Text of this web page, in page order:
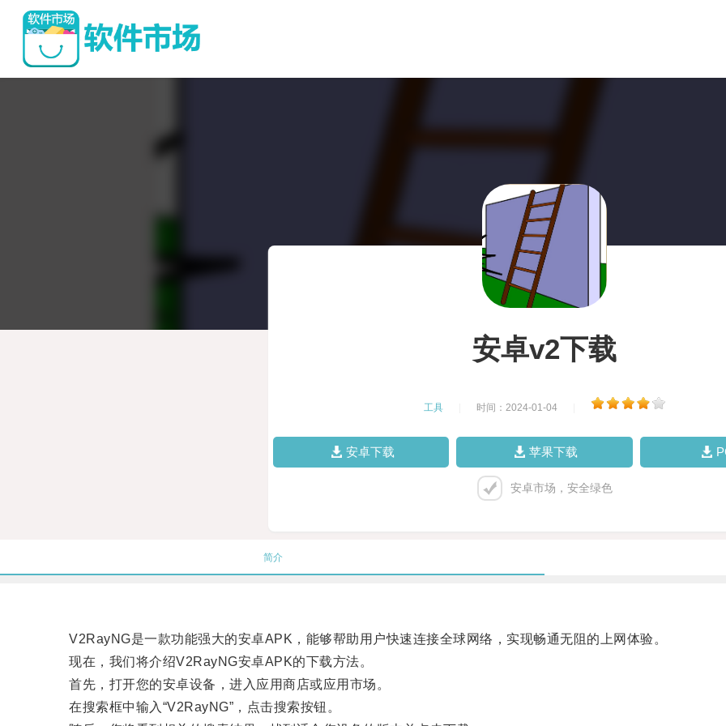
安卓v2下载
工具 时间：2024-01-04
安卓下载 苹果下载
安卓市场，安全绿色
简介
V2RayNG是一款功能强大的安卓APK，能够帮助用户快速连接全球网络，实现畅通无阻的上网体验。
现在，我们将介绍V2RayNG安卓APK的下载方法。
首先，打开您的安卓设备，进入应用商店或应用市场。
在搜索框中输入“V2RayNG”，点击搜索按钮。